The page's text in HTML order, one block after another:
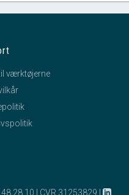
værktøjerne
28 10 CVR 31253829